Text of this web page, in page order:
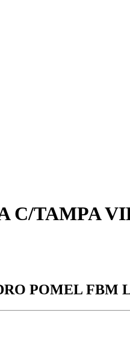
C/TAMPA
POMEL FBM